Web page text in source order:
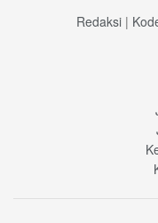
Redaksi |